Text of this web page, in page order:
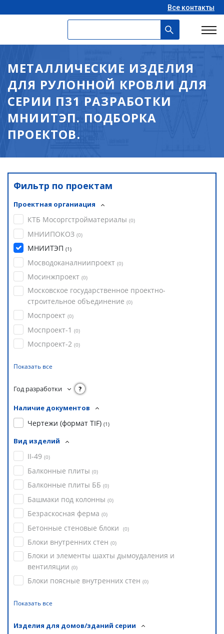
Все контакты
МЕТАЛЛИЧЕСКИЕ ИЗДЕЛИЯ
ДЛЯ РУЛОННОЙ КРОВЛИ ДЛЯ
СЕРИИ П31 РАЗРАБОТКИ
МНИИТЭП. ПОДБОРКА
ПРОЕКТОВ.
Фильтр по проектам
Проектная органиация
КТБ Мосоргстройматериалы (0)
МНИИПОКОЗ (0)
МНИИТЭП (1)
Мосводоканалниипроект (0)
Мосинжпроект (0)
Московское государственное проектно-
строительное объединение (0)
Моспроект (0)
Моспроект-1 (0)
Моспроект-2 (0)
Показать все
Год разработки ?
Наличие документов
Чертежи (формат TIF) (1)
Вид изделий
II-49 (0)
Балконные плиты (0)
Балконные плиты ББ (0)
Башмаки под колонны (0)
Безраскосная ферма (0)
Бетонные стеновые блоки (0)
Блоки внутренних стен (0)
Блоки и элементы шахты дымоудаления и
вентиляции (0)
Блоки поясные внутренних стен (0)
Показать все
Изделия для домов/зданий серии